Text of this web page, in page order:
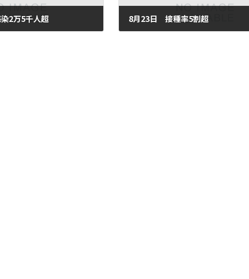
2万5千人超 8月23日 接種率5割超